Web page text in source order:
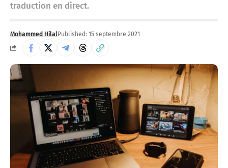
traduction en direct.
Mohammed HilalPublished: 15 septembre 2021